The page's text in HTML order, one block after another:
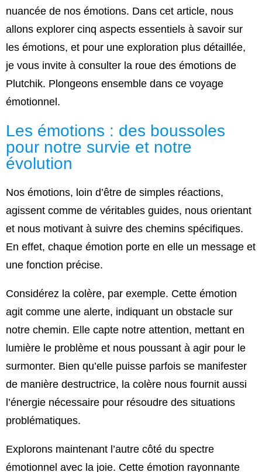
nuancée de nos émotions. Dans cet article, nous
allons explorer cinq aspects essentiels à savoir sur
les émotions, et pour une exploration plus détaillée,
je vous invite à consulter la roue des émotions de
Plutchik. Plongeons ensemble dans ce voyage
émotionnel.
Les émotions : des boussoles
pour notre survie et notre
évolution
Nos émotions, loin d’être de simples réactions,
agissent comme de véritables guides, nous orientant
et nous motivant à suivre des chemins spécifiques.
En effet, chaque émotion porte en elle un message et
une fonction précise.
Considérez la colère, par exemple. Cette émotion
agit comme une alerte, indiquant un obstacle sur
notre chemin. Elle capte notre attention, mettant en
lumière le problème et nous poussant à agir pour le
surmonter. Bien qu’elle puisse parfois se manifester
de manière destructrice, la colère nous fournit aussi
l’énergie nécessaire pour résoudre des situations
problématiques.
Explorons maintenant l’autre côté du spectre
émotionnel avec la joie. Cette émotion rayonnante